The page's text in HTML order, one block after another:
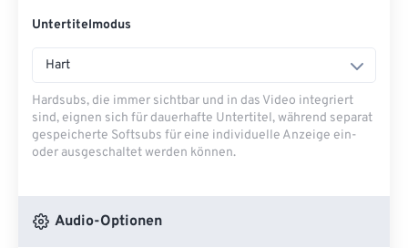
Untertitelmodus
Hart
Hardsubs, die immer sichtbar und in das Video integriert
sind, eignen sich für dauerhafte Untertitel, während separat
gespeicherte Softsubs für eine individuelle Anzeige ein-
oder ausgeschaltet werden können.
Audio-Optionen